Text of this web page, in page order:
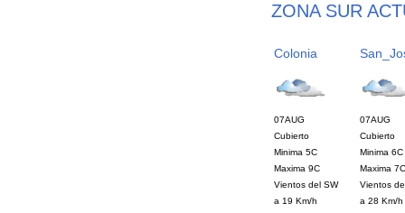
ZONA SUR
Colonia
07AUG
Cubierto
Minima 5C
Maxima 9C
Vientos del SW
a 19 Km/h
07AUG
Cubierto
Minima 6C
Maxima 7C
Vientos
a 28 Km/h